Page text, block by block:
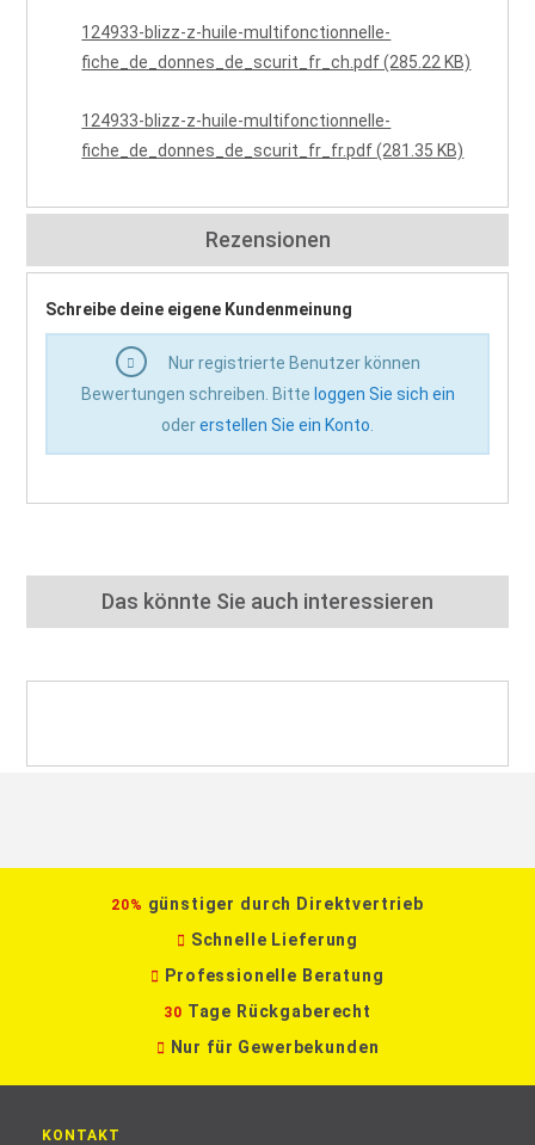
124933-blizz-z-huile-multifonctionnelle-
fiche_de_donnes_de_scurit_fr_ch.pdf (285.22 KB)
124933-blizz-z-huile-multifonctionnelle-
fiche_de_donnes_de_scurit_fr_fr.pdf (281.35 KB)
Rezensionen
Schreibe deine eigene Kundenmeinung
Nur registrierte Benutzer können
Bewertungen schreiben. Bitte loggen Sie sich ein
odererstellen Sie ein Konto
Das könnte Sie auch interessieren
20% günstiger durch Direktvertrieb
Schnelle Lieferung
Professionelle Beratung
30 Tage Rückgaberecht
Nur für Gewerbekunden
KONTAKT